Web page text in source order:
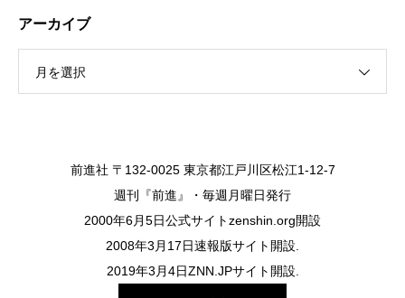
アーカイブ
月を選択
前進社 〒132-0025 東京都江戸川区松江1-12-7
週刊『前進』・毎週月曜日発行
2000年6月5日公式サイトzenshin.org開設
2008年3月17日速報版サイト開設.
2019年3月4日ZNN.JPサイト開設.